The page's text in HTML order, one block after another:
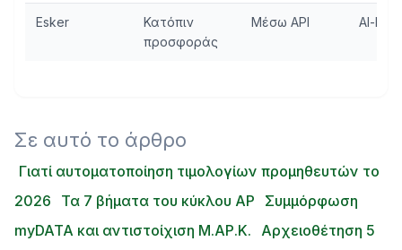
Esker
Κατόπιν
προσφοράς
Μέσω API AI-
Σε αυτό το άρθρο
Γιατί αυτοματοποίηση τιμολογίων προμηθευτών το
2026
Τα 7 βήματα του κύκλου AP
Συμμόρφωση
myDATA και αντιστοίχιση Μ.ΑΡ.Κ.
Αρχειοθέτηση 5